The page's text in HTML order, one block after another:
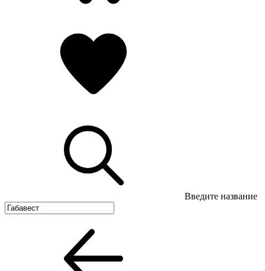
Введите название